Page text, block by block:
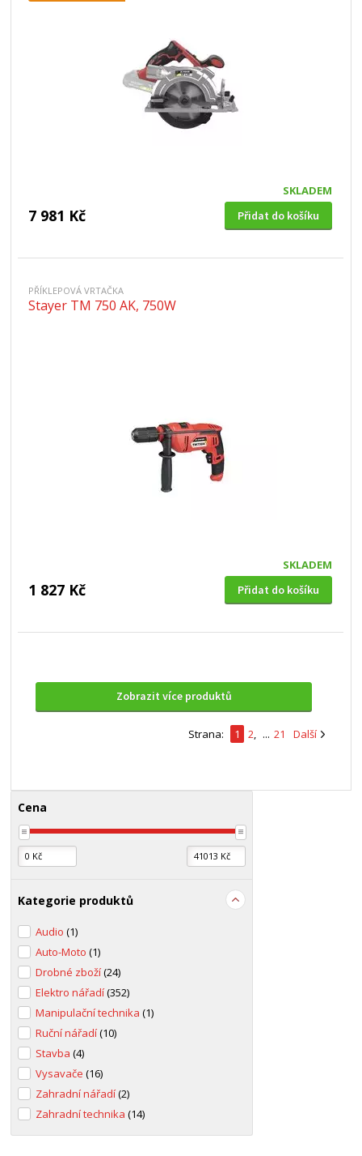
SKLADEM
7 981 Kč Přidat do košíku
PŘÍKLEPOVÁ VRTAČKA
Stayer TM 750 AK, 750W
SKLADEM
1 827 Kč Přidat do košíku
Zobrazit více produktů
Strana: 1 2, ... 21 Další
Cena
Kategorie produktů
Audio(1)
Auto-Moto(1)
Drobné zboží(24)
Elektro nářadí(352)
Manipulační technika(1)
Ruční nářadí(10)
Stavba(4)
Vysavače(16)
Zahradní nářadí(2)
Zahradní technika(14)